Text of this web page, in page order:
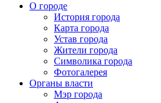
О городе
История города
Карта города
Устав города
Жители города
Символика города
Фотогалерея
Органы власти
Мэр города